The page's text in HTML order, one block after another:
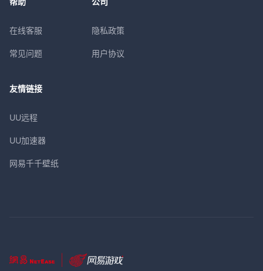
在线客服
常见问题
隐私政策
用户协议
友情链接
UU远程
UU加速器
网易千千壁纸